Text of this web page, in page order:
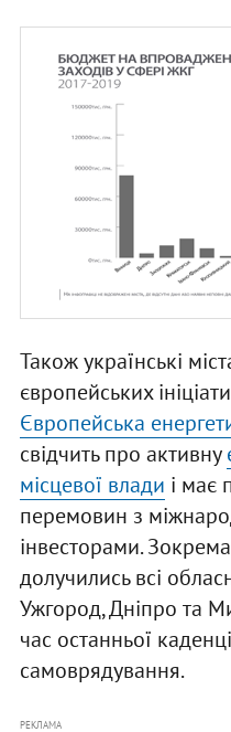
Також українські
європейських
Європейська
свідчить про активну
місцевої влади і має
перемовин з
інвесторами.
долучились всі
Ужгород, Дніпро та
час останньої
самоврядування.
РЕКЛАМА